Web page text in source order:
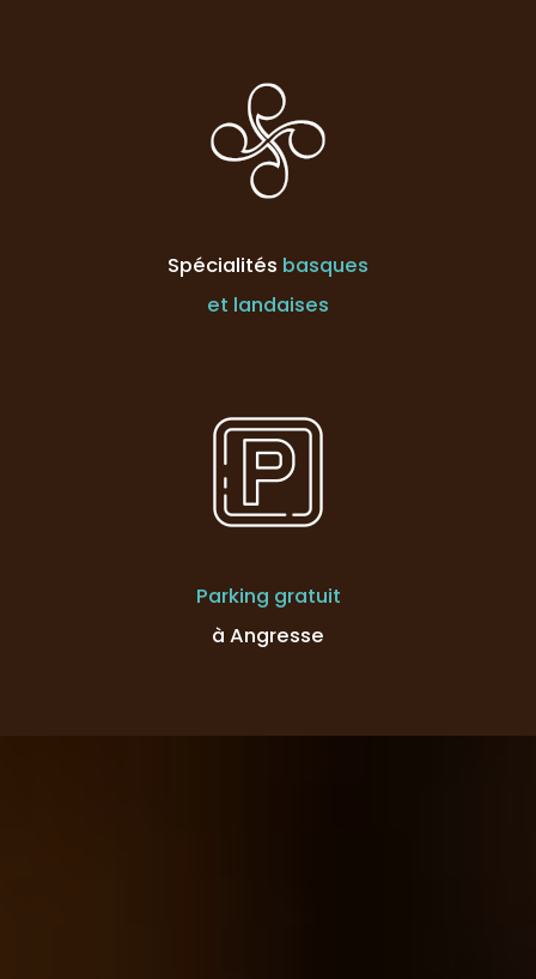
Spécialités basques
et landaises
Parking gratuit
à Angresse